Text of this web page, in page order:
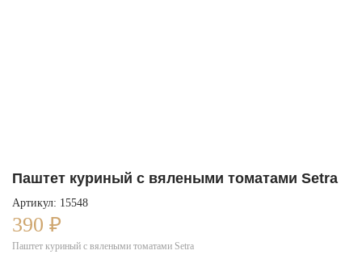
Паштет куриный с вялеными томатами Setra
Артикул: 15548
390 ₽
Паштет куриный с вялеными томатами Setra